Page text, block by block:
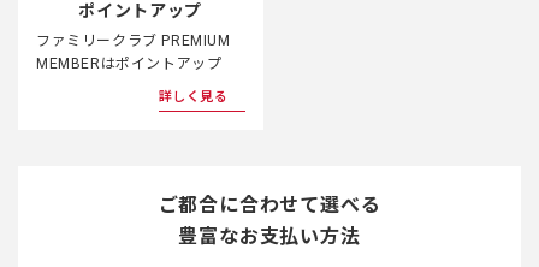
ポイントアップ
ファミリークラブ PREMIUM
MEMBERはポイントアップ
詳しく見る
ご都合に合わせて選べる
豊富なお支払い方法